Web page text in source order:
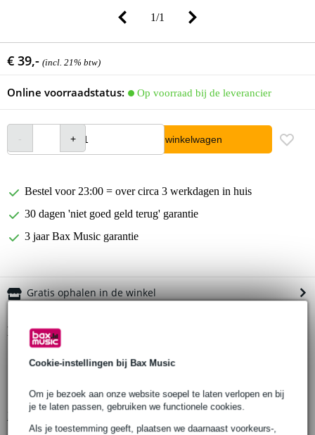
Cookie-instellingen bij Bax Music
Om je bezoek aan onze website soepel te laten verlopen en bij
je te laten passen, gebruiken we functionele cookies.
Als je toestemming geeft, plaatsen we daarnaast voorkeurs-,
1/1
€ 39,- (incl. 21% btw)
Online voorraadstatus: Op voorraad bij de leverancier
In winkelwagen
Bestel voor 23:00 = over circa 3 werkdagen in huis
30 dagen 'niet goed geld terug' garantie
3 jaar Bax Music garantie
Gratis ophalen in de winkel
Productinformatie
producttype: veiligheidskabel
diameter kabel: 5 mm
Bekijk alle productspecificaties